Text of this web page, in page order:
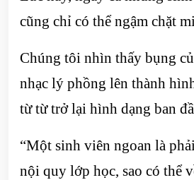
cũng chỉ có thể ngậm chặt
Chúng tôi nhìn thấy bụng
nhạc lý phồng lên thành
từ từ trở lại hình dạng ban
“Một sinh viên ngoan là
nội quy lớp học, sao có thể